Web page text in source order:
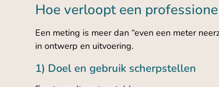
Hoe verloopt een
Een meting is meer dan “even een meter
in ontwerp en uitvoering.
1) Doel en gebruik scherpstellen